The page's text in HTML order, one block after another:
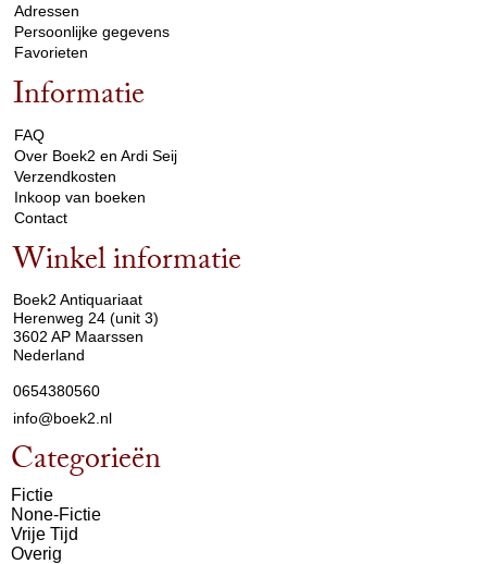
Adressen
Persoonlijke gegevens
Favorieten
Informatie
FAQ
Over Boek2 en Ardi Seij
Verzendkosten
Inkoop van boeken
Contact
Winkel informatie
Boek2 Antiquariaat
Herenweg 24 (unit 3)
3602 AP Maarssen
Nederland
0654380560
info@boek2.nl
Categorieën
Fictie
None-Fictie
Vrije Tijd
Overig